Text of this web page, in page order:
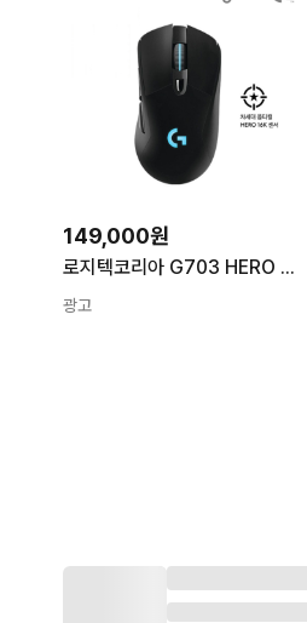
149,000원
로지텍코리아 G703 HERO WIRELESS 게이밍마우스 유무선 마우스,로지텍 로지텍G G703 HERO WIRELESS
광고